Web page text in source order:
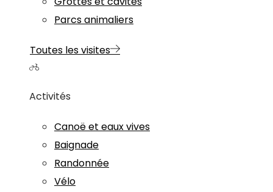
Parcs animaliers
Toutes les visites
Activités
Canoë et eaux vives
Baignade
Randonnée
Vélo